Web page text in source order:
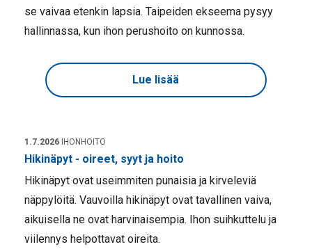
se vaivaa etenkin lapsia. Taipeiden ekseema pysyy
hallinnassa, kun ihon perushoito on kunnossa.
Lue lisää
1.7.2026 IHONHOITO
Hikinäpyt - oireet, syyt ja hoito
Hikinäpyt ovat useimmiten punaisia ja kirveleviä
näppylöitä. Vauvoilla hikinäpyt ovat tavallinen vaiva,
aikuisella ne ovat harvinaisempia. Ihon suihkuttelu ja
viilennys helpottavat oireita.